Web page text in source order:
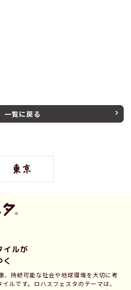
一覧に戻る
イルが
、持続可能な社会や地球環境を大切に考
ルです。ロハスフェスタのテーマは、